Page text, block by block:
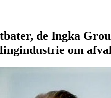
de Ingka
om